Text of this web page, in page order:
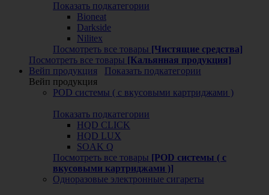
Показать подкатегории
Bioneat
Darkside
Nilitex
Посмотреть все товары [Чистящие средства]
Посмотреть все товары [Кальянная продукция]
Вейп продукция
Показать подкатегории
Вейп продукция
POD системы ( с вкусовыми картриджами )
Показать подкатегории
HQD CLICK
HQD LUX
SOAK Q
Посмотреть все товары [POD системы ( с
вкусовыми картриджами )]
Одноразовые электронные сигареты